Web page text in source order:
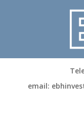
email: